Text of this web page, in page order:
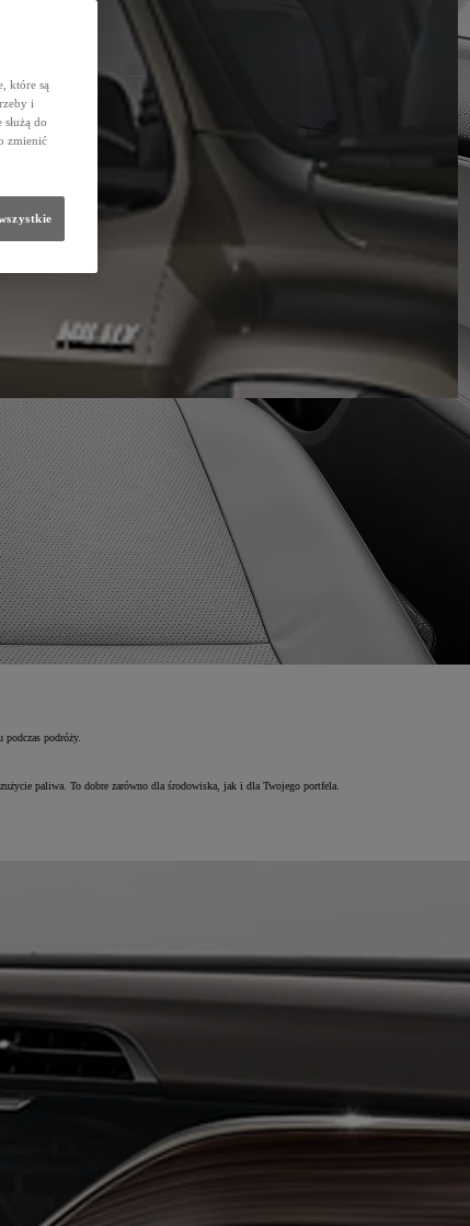
podróży.
paliwa. To dobre zarówno dla środowiska, jak i dla Twojego portfela.
które są
i
do
zmienić